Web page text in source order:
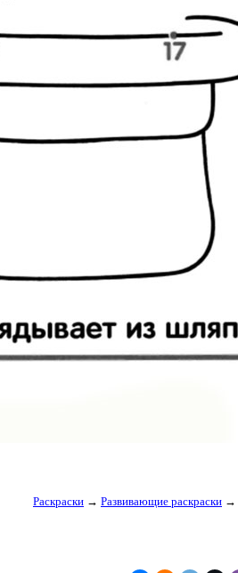
Раскраски → Развивающие раскраски →